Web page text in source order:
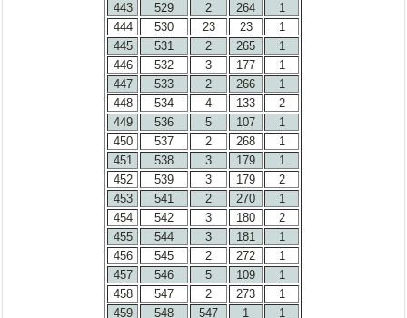
443 529 2 264
1
444
530 23 23
1
445
531 2 265
1
446
532 3 177
1
447
533 2 266
1
448
534 4 133
2
449
536 5 107
1
450
537 2 268
1
451
538 3 179
1
452
539 3 179
2
453
541 2 270
1
454
542 3 180
2
455
544 3 181
1
456
545 2 272
1
457
546 5 109
1
458
547 2 273
1
459
548 547 1
1